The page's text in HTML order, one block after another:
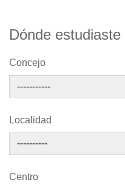
Dónde estudiaste
Concejo
-----------
Localidad
----------
Centro